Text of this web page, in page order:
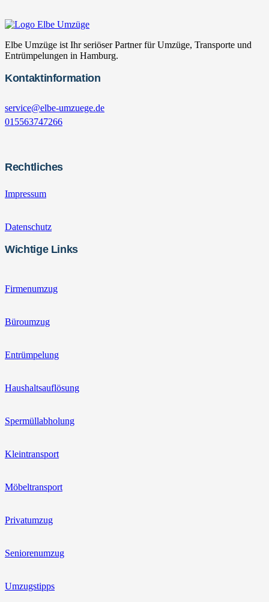
Elbe Umzüge ist Ihr seriöser Partner für Umzüge, Transporte und
Entrümpelungen in Hamburg.
Kontaktinformation
service@elbe-umzuege.de
015563747266
Rechtliches
Impressum
Datenschutz
Wichtige Links
Firmenumzug
Büroumzug
Entrümpelung
Haushaltsauflösung
Spermüllabholung
Kleintransport
Möbeltransport
Privatumzug
Seniorenumzug
Umzugstipps